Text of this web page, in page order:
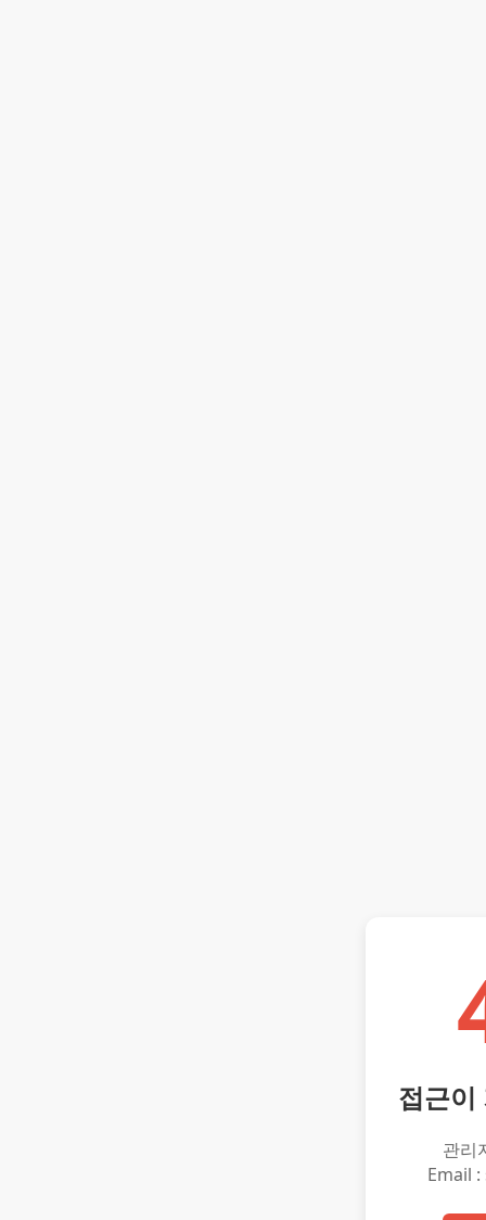
접근이
관리
Email